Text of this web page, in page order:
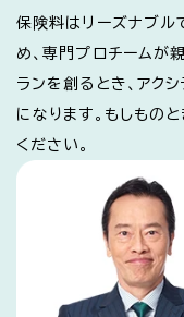
保険料はリーズナブ
め、専門プロチームが
ランを創るとき、アク
になります。もしもの
ください。